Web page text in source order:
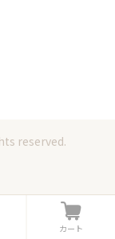
reserved.
カ
ー
カート